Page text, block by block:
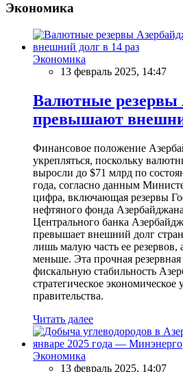
Экономика
Экономика
13 февраль 2025, 14:47
Валютные резервы
превышают
Финансовое положение
укрепляться, поскольку
выросли до $71 млрд по
года, согласно данным
цифра, включающая резервы
нефтяного фонда
Центрального банка
превышает внешний долг
лишь малую часть ее резервов,
меньше. Эта прочная
фискальную стабильность
стратегическое экономическое
правительства.
Читать далее
Экономика
13 февраль 2025, 14:07